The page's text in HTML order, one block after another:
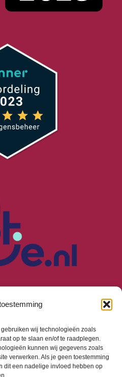
wij technologieën zoals
op te slaan en/of te raadplegen.
kunnen wij gegevens zoals
verwerken. Als je geen toestemming
dit een nadelige invloed hebben op
Voorwaarden
(EU)